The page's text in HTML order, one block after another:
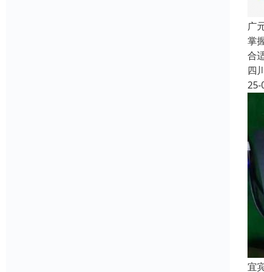
广
掌
合
四
25-
宜